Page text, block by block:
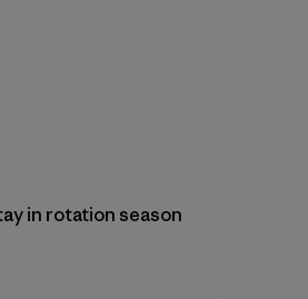
in rotation season